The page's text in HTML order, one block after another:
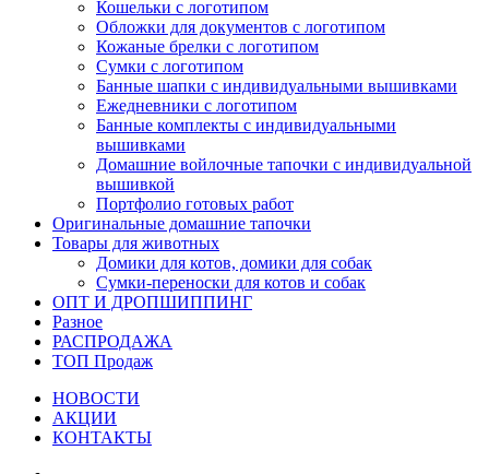
Кошельки с логотипом
Обложки для документов с логотипом
Кожаные брелки с логотипом
Сумки с логотипом
Банные шапки с индивидуальными вышивками
Ежедневники с логотипом
Банные комплекты с индивидуальными
вышивками
Домашние войлочные тапочки с индивидуальной
вышивкой
Портфолио готовых работ
Оригинальные домашние тапочки
Товары для животных
Домики для котов, домики для собак
Сумки-переноски для котов и собак
ОПТ И ДРОПШИППИНГ
Разное
РАСПРОДАЖА
ТОП Продаж
НОВОСТИ
АКЦИИ
КОНТАКТЫ